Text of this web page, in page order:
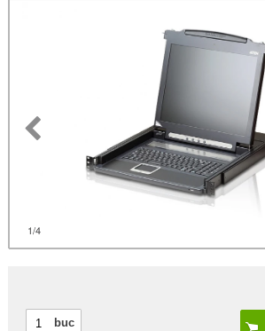
1/4
buc